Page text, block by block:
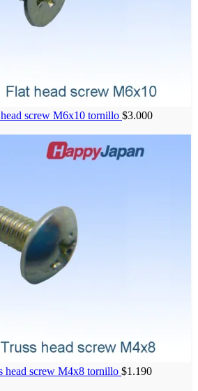
screw M6x10 tornillo $3.000
head screw M4x8 tornillo $1.190